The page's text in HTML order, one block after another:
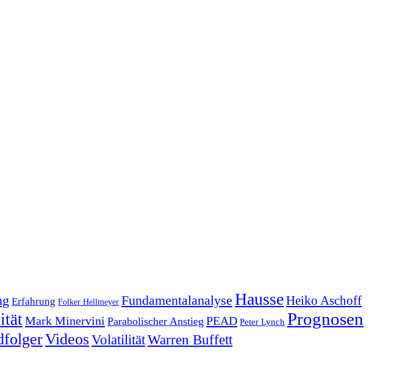
Erfahrung Folker Hellmeyer Fundamentalanalyse HausseHeiko Aschoff
Mark Minervini Parabolischer Anstieg PEAD Peter Lynch Prognosen
VideosVolatilitätWarren Buffett